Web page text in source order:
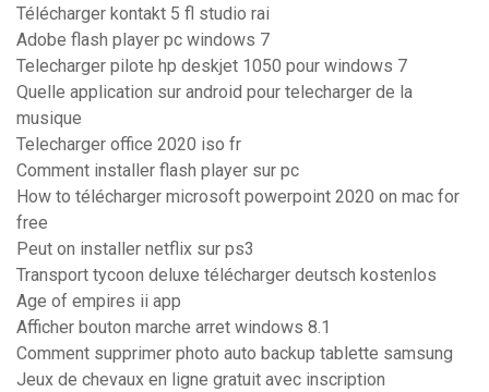
Télécharger kontakt 5 fl studio rai
Adobe flash player pc windows 7
Telecharger pilote hp deskjet 1050 pour windows 7
Quelle application sur android pour telecharger de la
musique
Telecharger office 2020 iso fr
Comment installer flash player sur pc
How to télécharger microsoft powerpoint 2020 on mac for
free
Peut on installer netflix sur ps3
Transport tycoon deluxe télécharger deutsch kostenlos
Age of empires ii app
Afficher bouton marche arret windows 8.1
Comment supprimer photo auto backup tablette samsung
Jeux de chevaux en ligne gratuit avec inscription